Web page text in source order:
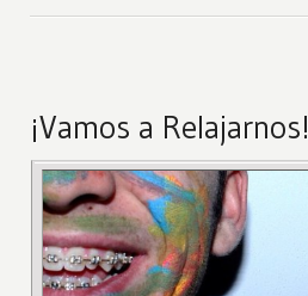
¡Vamos a Relajarnos!